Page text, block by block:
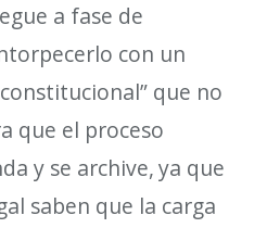
a fase de
con un
que no
que el proceso
y se archive,ya que
saben que la carga